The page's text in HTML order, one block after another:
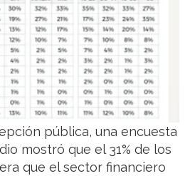
pública, una encuesta
mostró que el 31% de los
que el sector financiero